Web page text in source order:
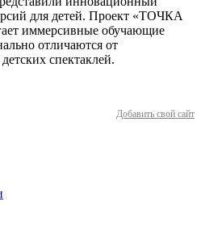
для детей. Проект «ТОЧКА
иммерсивные обучающие
отличаются от
спектаклей.
Добавить свой сайт